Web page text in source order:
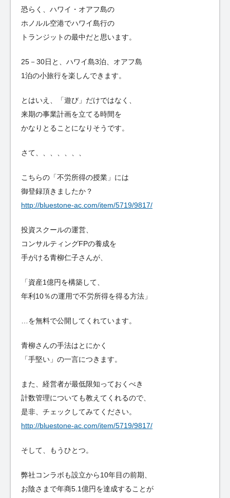
恐らく、ハワイ・オアフ島の
ホノルル空港でハワイ島行の
トランジットの最中だと思います。
25－30日と、ハワイ島3泊、オアフ島
1泊の小旅行を楽しんできます。
とはいえ、「遊び」だけではなく、
来期の事業計画を立てる時間を
かなりとることになりそうです。
さて、、、、、、、
こちらの「不労所得の授業」には
御登録頂きましたか？
http://bluestone-ac.com/item/5719/9817/
投資スクールの運営、
コンサルティングFPの養成を
手がける青柳仁子さんが、
「資産1億円を構築して、
年利10％の運用で不労所得を得る方法」
…を無料で公開してくれています。
青柳さんの手法はとにかく
「手堅い」の一言につきます。
また、経営者が最低限知っておくべき
計数管理についても教えてくれるので、
是非、チェックしてみてください。
http://bluestone-ac.com/item/5719/9817/
そして、もうひとつ。
弊社コンラボも設立から10年目の前期、
お陰さまで年商5.1億円を達成することが